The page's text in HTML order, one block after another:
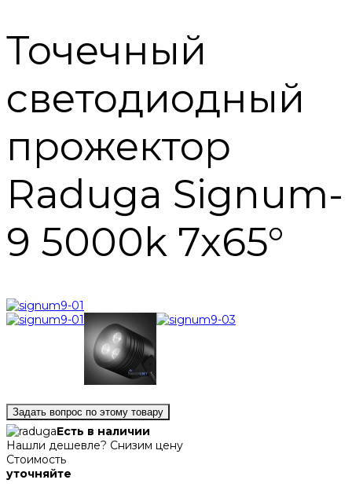
Точечный
светодиодный
прожектор
Raduga Signum-
9 5000k 7x65°
Задать вопрос по этому товару
Есть в наличии
Нашли дешевле? Снизим цену
Стоимость
уточняйте